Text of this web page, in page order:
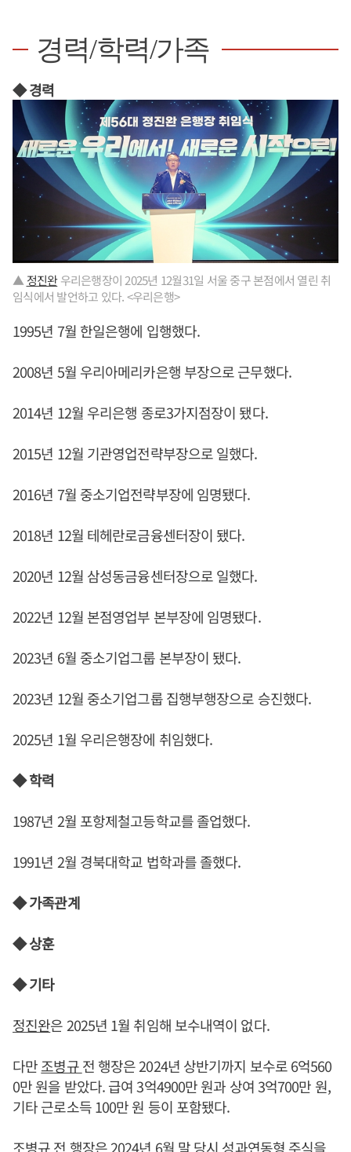
경력/학력/가족
◆ 경력
▲ 정진완우리은행장이 2025년 12월31일 서울 중구 본점에서 열린 취
임식에서 발언하고 있다. <우리은행>
1995년 7월 한일은행에 입행했다.
2008년 5월 우리아메리카은행 부장으로 근무했다.
2014년 12월 우리은행 종로3가지점장이 됐다.
2015년 12월 기관영업전략부장으로 일했다.
2016년 7월 중소기업전략부장에 임명됐다.
2018년 12월 테헤란로금융센터장이 됐다.
2020년 12월 삼성동금융센터장으로 일했다.
2022년 12월 본점영업부 본부장에 임명됐다.
2023년 6월 중소기업그룹 본부장이 됐다.
2023년 12월 중소기업그룹 집행부행장으로 승진했다.
2025년 1월 우리은행장에 취임했다.
◆ 학력
1987년 2월 포항제철고등학교를 졸업했다.
1991년 2월 경북대학교 법학과를 졸했다.
◆ 가족관계
◆ 상훈
◆ 기타
정진완은 2025년 1월 취임해 보수내역이 없다.
다만조병규전 행장은 2024년 상반기까지 보수로 6억560
0만 원을 받았다. 급여 3억4900만 원과 상여 3억700만 원,
기타 근로소득 100만 원 등이 포함됐다.
조병규전 행장은 2024년 6월 말 당시 성과연동형 주식을